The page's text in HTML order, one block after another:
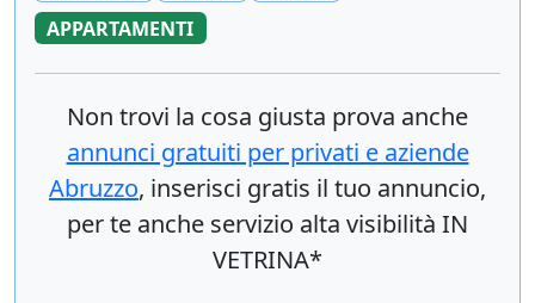
APPARTAMENTI
Non trovi la cosa giusta prova anche
annunci gratuiti per privati e aziende
Abruzzo, inserisci gratis il tuo annuncio,
per te anche servizio alta visibilità IN
VETRINA*